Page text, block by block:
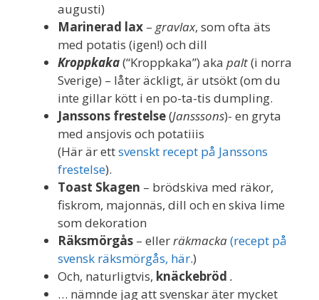
augusti)
Marinerad lax – gravlax, som ofta äts
med potatis (igen!) och dill
Kroppkaka(“Kroppkaka”) aka palt(i norra
Sverige) – låter äckligt, är utsökt (om du
inte gillar kött i en po-ta-tis dumpling.
Janssons frestelse(Jansssons)- en gryta
med ansjovis och potatiiis
(Här är ettsvenskt recept på Janssons
frestelse).
Toast Skagen – brödskiva med räkor,
fiskrom, majonnäs, dill och en skiva lime
som dekoration
Räksmörgås – ellerräkmacka(recept på
svensk räksmörgås, här.)
Och, naturligtvis, knäckebröd .
… nämnde jag att svenskar äter mycket